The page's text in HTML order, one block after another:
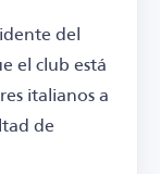
del
el club está
italianos a
de